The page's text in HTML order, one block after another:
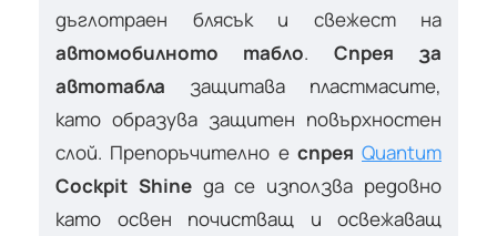
дъглотраен блясък и свежест на
автомобилното табло. Спрея за
автотабла защитава пластмасите,
като образува защитен повърхностен
слой. Препоръчително е спрея Quantum
Cockpit Shineда се използва редовно
като освен почистващ и освежаващ